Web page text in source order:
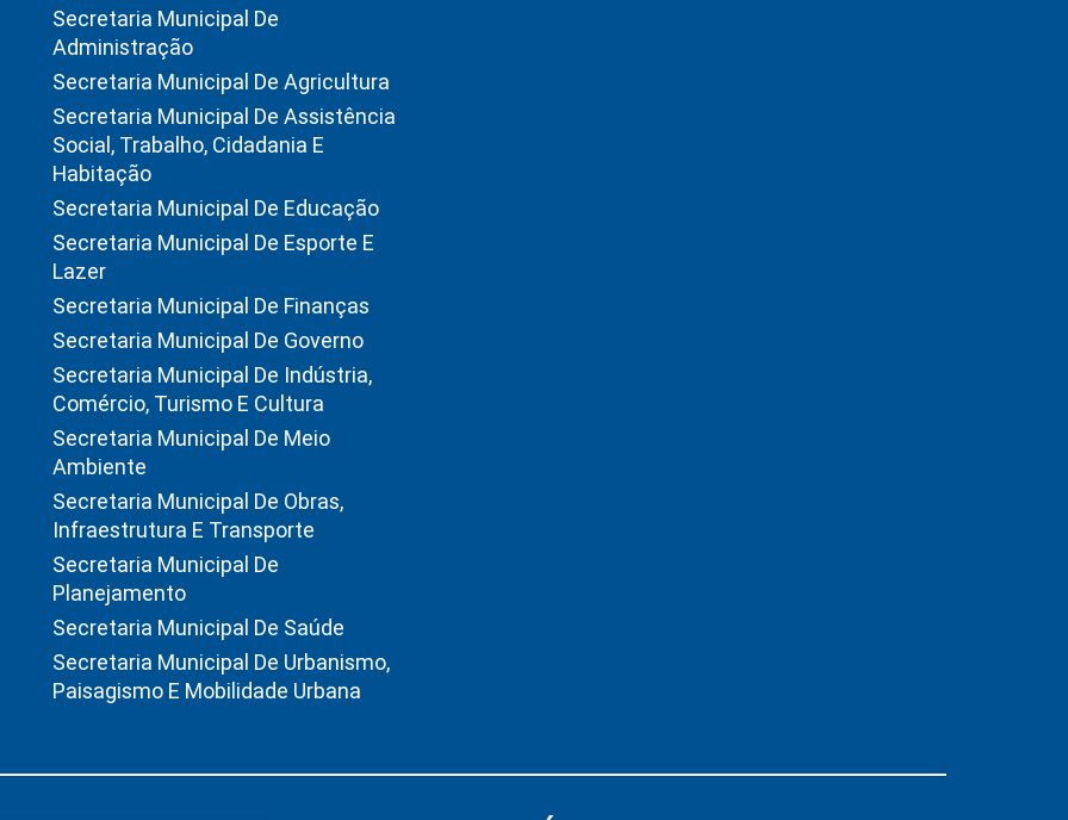
Secretaria Municipal De
Administração
Secretaria Municipal De Agricultura
Secretaria Municipal De Assistência
Social, Trabalho, Cidadania E
Habitação
Secretaria Municipal De Educação
Secretaria Municipal De Esporte E
Lazer
Secretaria Municipal De Finanças
Secretaria Municipal De Governo
Secretaria Municipal De Indústria,
Comércio, Turismo E Cultura
Secretaria Municipal De Meio
Ambiente
Secretaria Municipal De Obras,
Infraestrutura E Transporte
Secretaria Municipal De
Planejamento
Secretaria Municipal De Saúde
Secretaria Municipal De Urbanismo,
Paisagismo E Mobilidade Urbana